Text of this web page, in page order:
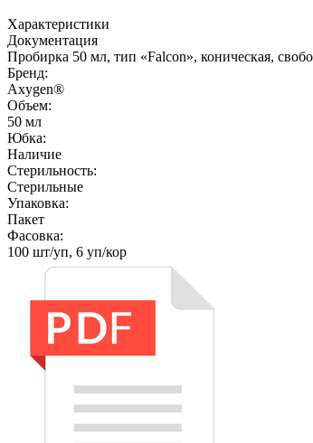
Характеристики
Документация
Пробирка 50 мл, тип «Falcon», коническая,
Бренд:
Axygen®
Объем:
50 мл
Юбка:
Наличие
Стерильность:
Cтерильные
Упаковка:
Пакет
Фасовка:
100 шт/уп, 6 уп/кор